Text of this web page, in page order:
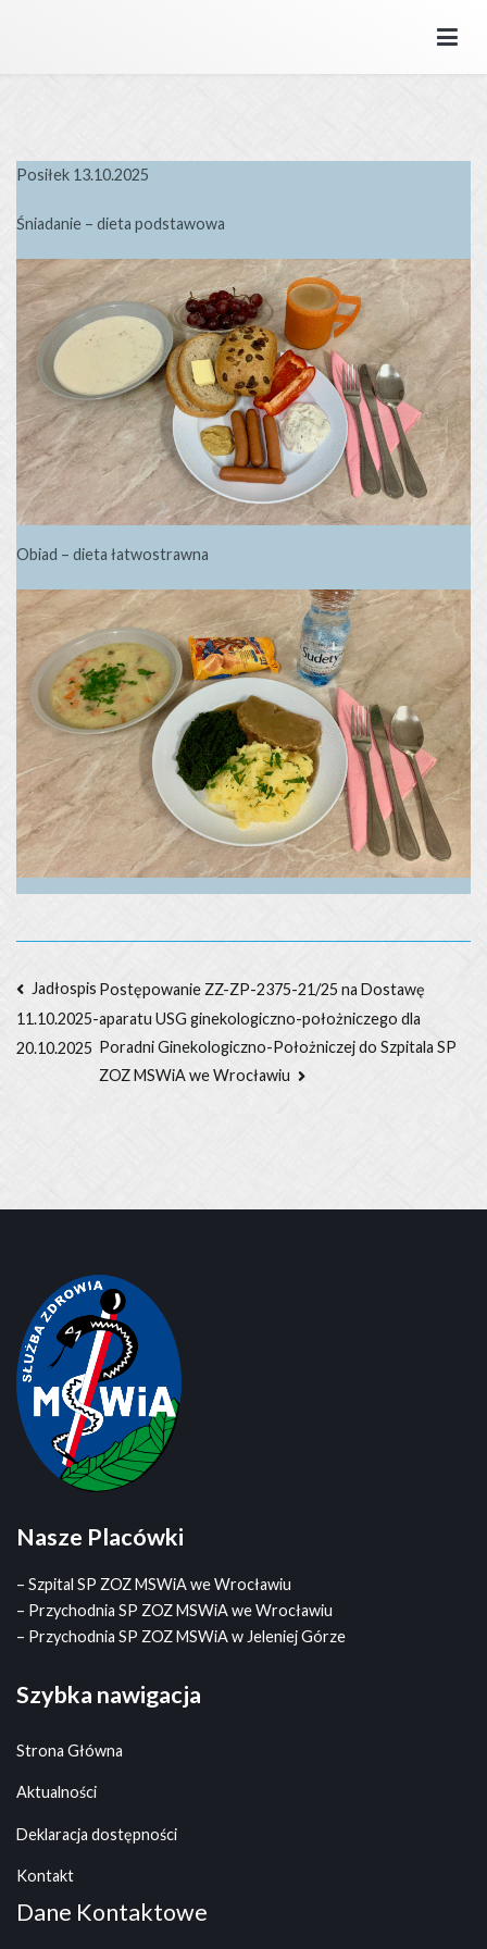
Posiłek 13.10.2025
Śniadanie – dieta podstawowa
Obiad – dieta łatwostrawna
Nawigacja
wpisu
Jadłospis
11.10.2025-
20.10.2025
Postępowanie ZZ-ZP-2375-21/25 na Dostawę
aparatu USG ginekologiczno-położniczego dla
Poradni Ginekologiczno-Położniczej do Szpitala SP
ZOZ MSWiA we Wrocławiu
Nasze Placówki
– Szpital SP ZOZ MSWiA we Wrocławiu
– Przychodnia SP ZOZ MSWiA we Wrocławiu
– Przychodnia SP ZOZ MSWiA w Jeleniej Górze
Szybka nawigacja
Strona Główna
Aktualności
Deklaracja dostępności
Kontakt
Dane Kontaktowe